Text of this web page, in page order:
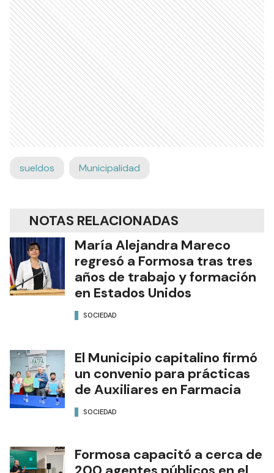
sueldos Municipalidad
NOTAS RELACIONADAS
María Alejandra Mareco
regresó a Formosa tras tres
años de trabajo y formación
en Estados Unidos
SOCIEDAD
El Municipio capitalino firmó
un convenio para prácticas
de Auxiliares en Farmacia
SOCIEDAD
Formosa capacitó a cerca de